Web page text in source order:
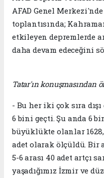
AFAD Genel
toplantısında;
etkileyen depremlerde
daha devam edeceğini
Tatar'ın konuşmasından
- Bu her iki çok sıra dışı
6 bini geçti. Şu anda 6
büyüklükte olanlar 1628,
adet olarak ölçüldü. Bir
5-6 arası 40 adet artçı
yaşadığımız İzmir ve